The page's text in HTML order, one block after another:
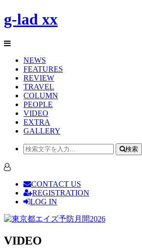
g-lad xx
NEWS
FEATURES
REVIEW
TRAVEL
COLUMN
PEOPLE
VIDEO
EXTRA
GALLERY
検索
CONTACT US
REGISTRATION
LOG IN
VIDEO